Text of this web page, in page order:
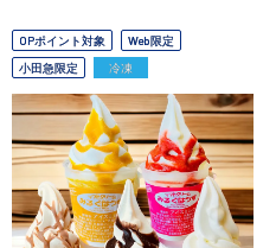
OPポイント対象
Web限定
小田急限定
冷凍